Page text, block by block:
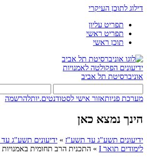
דילוג לתוכן העיקרי
תפריט עליון
תפריט ראשי
תוכן ראשי
ידיעונים הפקולטה לאמנויות
אוניברסיטת תל אביב
מערכת פניותאזור אישי לסטודנטים.יותלהרשמה
הינך נמצא כאן
ידיעונים תשע"ג עד תשע"ז » ידיעונים תשע"ג
לימודים תואר I
» התכנית הרב תחומית באמנויות